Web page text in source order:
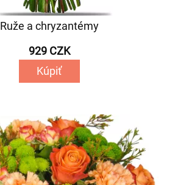
Ruže a chryzantémy
929 CZK
Kúpiť